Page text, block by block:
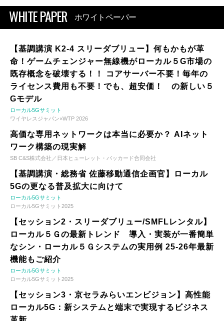
WHITE PAPER ホワイトペーパー
【基調講演 K2-4 スリーダブリュー】何もかもが革
命！ゲームチェンジャー無線機がローカル５G市場の
既存概念を破壊する！！ コアサーバー不要！毎年の
ライセンス費用も不要！でも、超安価！ の新しい５
Gモデル
ローカル5Gサミット
ワイヤレスジャパン×WTP 2026
高価な専用ネットワークは本当に必要か？ AIネット
ワーク構築の現実解
SB C&S株式会社／日本ヒューレット・パッカード合同会社
【基調講演・総務省 佐藤移動通信企画官】ローカル
5Gの更なる普及拡大に向けて
ローカル5Gサミット
ローカル5Gサミット2025
【セッション2・スリーダブリュー/SMFLレンタル】
ローカル５Ｇの最新トレンド 導入・実装が一番簡単
なシン・ローカル５Ｇシステムの実用例 25-26年最新
機能もご紹介
ローカル5Gサミット
ローカル5Gサミット2025
【セッション3・京セラみらいエンビジョン】高性能
ローカル5G：新システムと端末で実現するビジネス